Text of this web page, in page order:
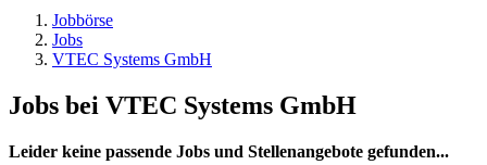
Jobbörse
Jobs
VTEC Systems GmbH
Jobs bei VTEC Systems GmbH
Leider keine passende Jobs und Stellenangebote gefunden...